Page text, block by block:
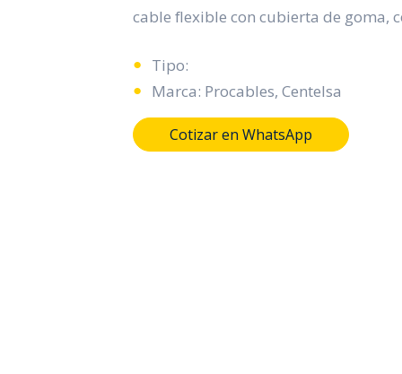
cable flexible con cubierta de goma,
Tipo:
Marca: Procables, Centelsa
Cotizar en WhatsApp